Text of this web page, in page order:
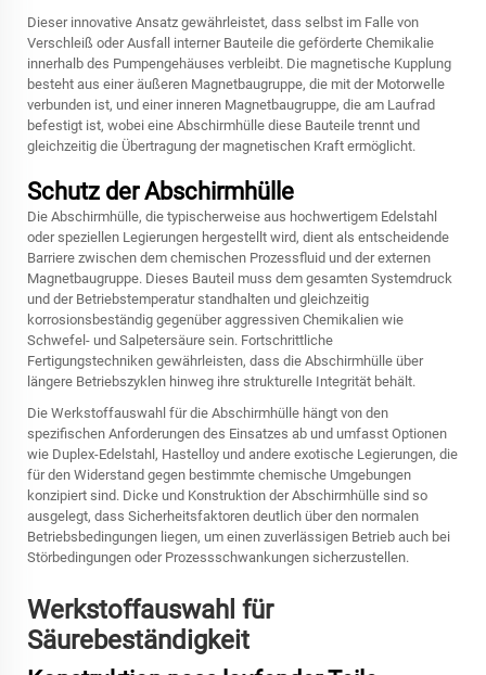
Dieser innovative Ansatz gewährleistet, dass selbst im Falle von
Verschleiß oder Ausfall interner Bauteile die geförderte Chemikalie
innerhalb des Pumpengehäuses verbleibt. Die magnetische Kupplung
besteht aus einer äußeren Magnetbaugruppe, die mit der Motorwelle
verbunden ist, und einer inneren Magnetbaugruppe, die am Laufrad
befestigt ist, wobei eine Abschirmhülle diese Bauteile trennt und
gleichzeitig die Übertragung der magnetischen Kraft ermöglicht.
Schutz der Abschirmhülle
Die Abschirmhülle, die typischerweise aus hochwertigem Edelstahl
oder speziellen Legierungen hergestellt wird, dient als entscheidende
Barriere zwischen dem chemischen Prozessfluid und der externen
Magnetbaugruppe. Dieses Bauteil muss dem gesamten Systemdruck
und der Betriebstemperatur standhalten und gleichzeitig
korrosionsbeständig gegenüber aggressiven Chemikalien wie
Schwefel- und Salpetersäure sein. Fortschrittliche
Fertigungstechniken gewährleisten, dass die Abschirmhülle über
längere Betriebszyklen hinweg ihre strukturelle Integrität behält.
Die Werkstoffauswahl für die Abschirmhülle hängt von den
spezifischen Anforderungen des Einsatzes ab und umfasst Optionen
wie Duplex-Edelstahl, Hastelloy und andere exotische Legierungen, die
für den Widerstand gegen bestimmte chemische Umgebungen
konzipiert sind. Dicke und Konstruktion der Abschirmhülle sind so
ausgelegt, dass Sicherheitsfaktoren deutlich über den normalen
Betriebsbedingungen liegen, um einen zuverlässigen Betrieb auch bei
Störbedingungen oder Prozessschwankungen sicherzustellen.
Werkstoffauswahl für
Säurebeständigkeit